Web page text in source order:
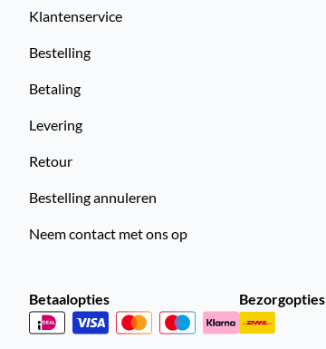
Klantenservice
Bestelling
Betaling
Levering
Retour
Bestelling annuleren
Neem contact met ons op
Betaalopties Bezorgopties